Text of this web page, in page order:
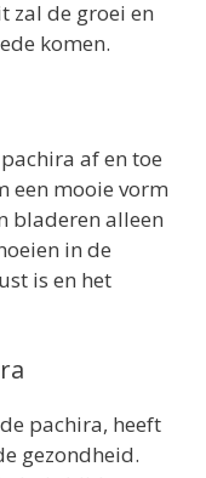
zal de groei en
komen.
af en toe
een mooie vorm
bladeren alleen
in de
is en het
pachira, heeft
gezondheid.